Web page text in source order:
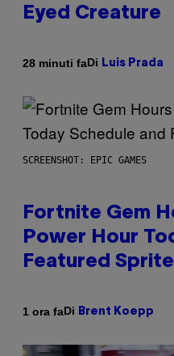
Eyed Creature
28 minuti faDi Luis Prada
SCREENSHOT: EPIC GAMES
Fortnite Gem
Power Hour
Featured
1 ora faDi Brent Koepp